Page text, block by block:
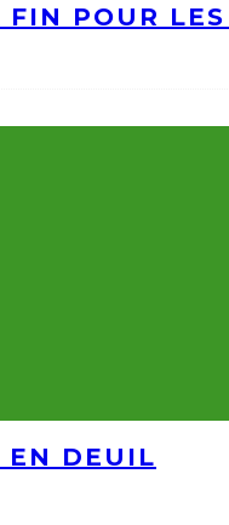
POUR
EN DEUIL